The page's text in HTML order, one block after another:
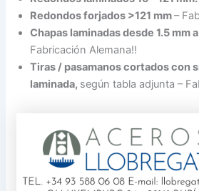
Redondos forjados >121 mm–
Chapas laminadas desde 1.5 mm
Fabricación Alemana!!
Tiras / pasamanos cortados con
laminada, según tabla adjunta –